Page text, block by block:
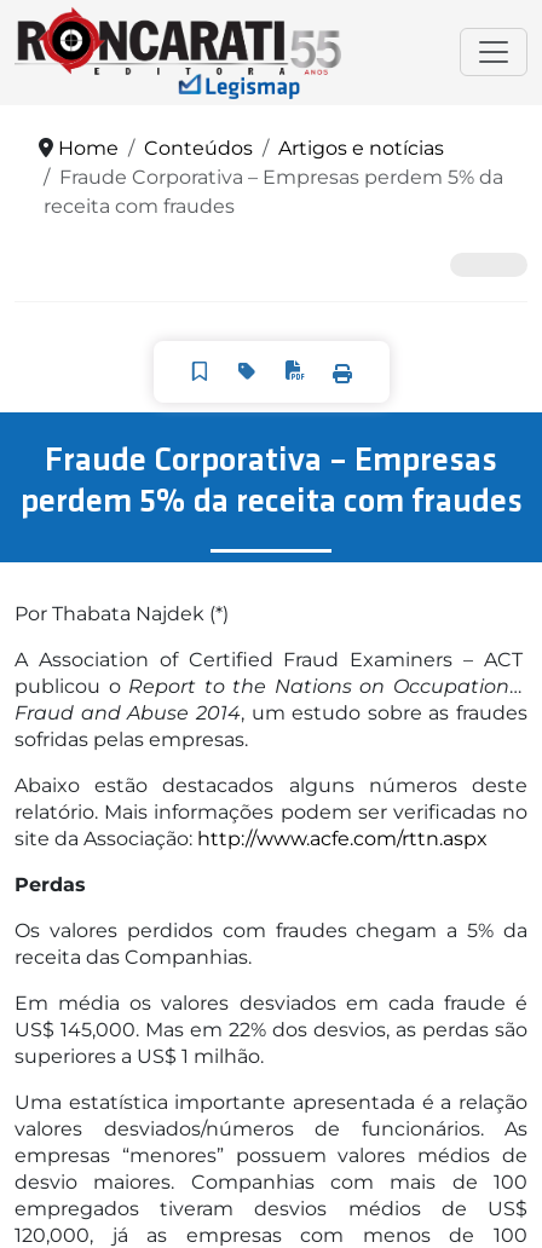
Home Conteúdos
Artigos e notícias
Fraude Corporativa – Empresas perdem 5% da
receita com fraudes
Fraude Corporativa – Empresas
perdem 5% da receita com fraudes
Por Thabata Najdek (*)
A Association of Certified Fraud Examiners – ACT
publicou o Report to the Nations on Occupational
Fraud and Abuse 2014, um estudo sobre as fraudes
sofridas pelas empresas.
Abaixo estão destacados alguns números deste
relatório. Mais informações podem ser verificadas no
site da Associação: http://www.acfe.com/rttn.aspx
Perdas
Os valores perdidos com fraudes chegam a 5% da
receita das Companhias.
Em média os valores desviados em cada fraude é
US$ 145,000. Mas em 22% dos desvios, as perdas são
superiores a US$ 1 milhão.
Uma estatística importante apresentada é a relação
valores desviados/números de funcionários. As
empresas “menores” possuem valores médios de
desvio maiores. Companhias com mais de 100
empregados tiveram desvios médios de US$
120,000, já as empresas com menos de 100